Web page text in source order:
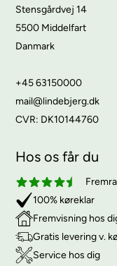
Stensgårdvej 14
5500 Middelfart
Danmark
+45 63150000
mail@lindebjerg.dk
CVR: DK10144760
Hos os får du
100% køreklar
Fremvisning hos
Gratis levering v.
Service hos dig